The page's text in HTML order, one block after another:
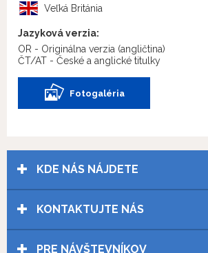
Veľká Británia
Jazyková verzia:
OR - Originálna verzia (angličtina)
ČT/AT - České a anglické titulky
Fotogaléria
KDE NÁS NÁJDETE
KONTAKTUJTE NÁS
PRE NÁVŠTEVNÍKOV